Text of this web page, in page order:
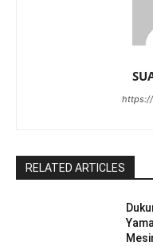
RELATED ARTICLES